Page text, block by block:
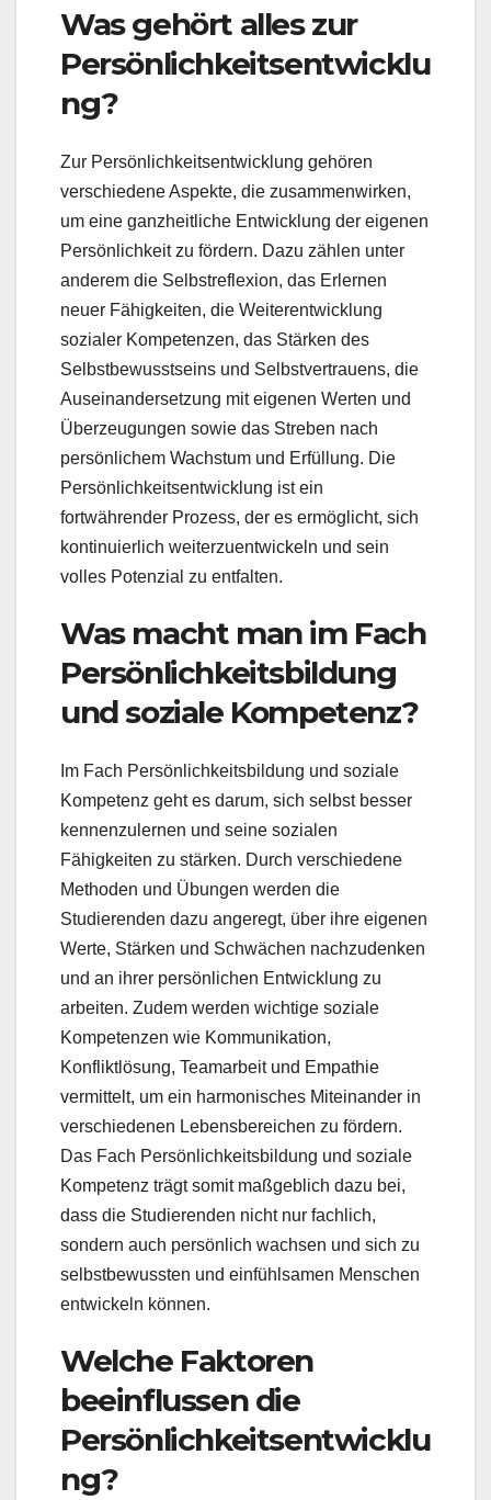
Was gehört alles zur
Persönlichkeitsentwicklu
ng?
Zur Persönlichkeitsentwicklung gehören
verschiedene Aspekte, die zusammenwirken,
um eine ganzheitliche Entwicklung der eigenen
Persönlichkeit zu fördern. Dazu zählen unter
anderem die Selbstreflexion, das Erlernen
neuer Fähigkeiten, die Weiterentwicklung
sozialer Kompetenzen, das Stärken des
Selbstbewusstseins und Selbstvertrauens, die
Auseinandersetzung mit eigenen Werten und
Überzeugungen sowie das Streben nach
persönlichem Wachstum und Erfüllung. Die
Persönlichkeitsentwicklung ist ein
fortwährender Prozess, der es ermöglicht, sich
kontinuierlich weiterzuentwickeln und sein
volles Potenzial zu entfalten.
Was macht man im Fach
Persönlichkeitsbildung
und soziale Kompetenz?
Im Fach Persönlichkeitsbildung und soziale
Kompetenz geht es darum, sich selbst besser
kennenzulernen und seine sozialen
Fähigkeiten zu stärken. Durch verschiedene
Methoden und Übungen werden die
Studierenden dazu angeregt, über ihre eigenen
Werte, Stärken und Schwächen nachzudenken
und an ihrer persönlichen Entwicklung zu
arbeiten. Zudem werden wichtige soziale
Kompetenzen wie Kommunikation,
Konfliktlösung, Teamarbeit und Empathie
vermittelt, um ein harmonisches Miteinander in
verschiedenen Lebensbereichen zu fördern.
Das Fach Persönlichkeitsbildung und soziale
Kompetenz trägt somit maßgeblich dazu bei,
dass die Studierenden nicht nur fachlich,
sondern auch persönlich wachsen und sich zu
selbstbewussten und einfühlsamen Menschen
entwickeln können.
Welche Faktoren
beeinflussen die
Persönlichkeitsentwicklu
ng?